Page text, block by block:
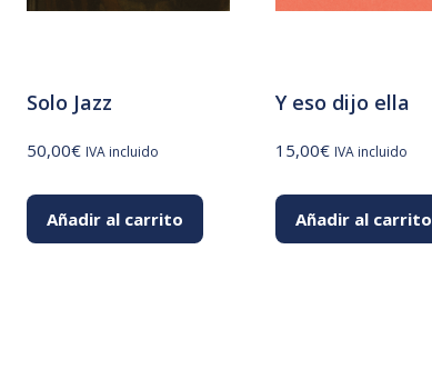
Solo Jazz
50,00€ IVA incluido
Añadir al carrito
Y eso dijo ella
15,00€ IVA incluido
Añadir al carrito